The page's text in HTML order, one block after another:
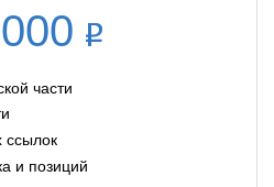
части
ссылок
и позиций